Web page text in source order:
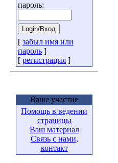
пароль:
[ забыл имя или
пароль ]
[ регистрация ]
Ваше участие
Помощь в ведении
страницы
Ваш материал
Связь с нами,
контакт